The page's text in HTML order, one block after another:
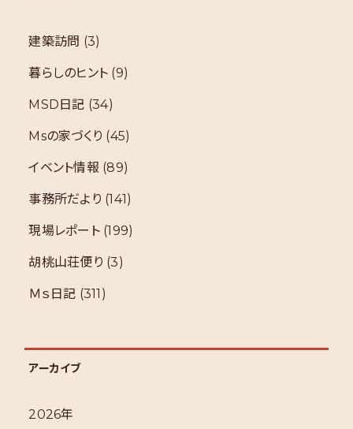
建築訪問 (3)
暮らしのヒント (9)
MSD日記 (34)
Msの家づくり (45)
イベント情報 (89)
事務所だより (141)
現場レポート(199)
胡桃山荘便り (3)
Ｍｓ日記 (311)
アーカイブ
2026年